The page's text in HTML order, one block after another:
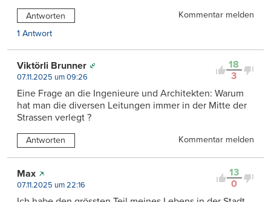
Antworten
Kommentar melden
1 Antwort
18
3
Viktörli Brunner
07.11.2025 um 09:26
Eine Frage an die Ingenieure und Architekten: Warum
hat man die diversen Leitungen immer in der Mitte der
Strassen verlegt ?
Antworten Kommentar melden
13
0
Max
07.11.2025 um 22:16